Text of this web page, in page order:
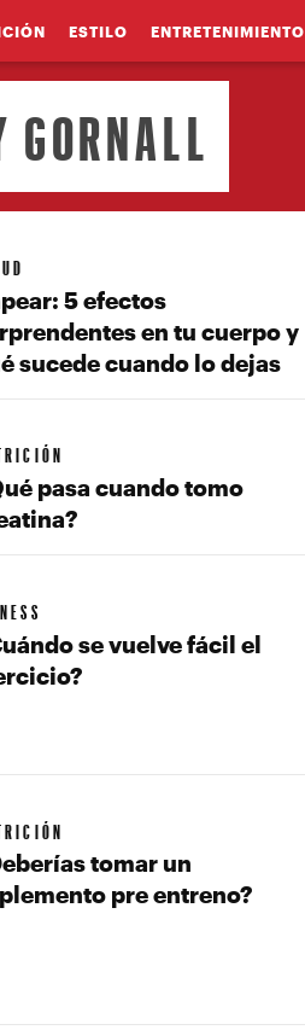
ESTILO ENTRETENIMIENTO
5 efectos
en tu cuerpo y
sucede cuando lo dejas
pasa cuando tomo
se vuelve fácil el
tomar un
pre entreno?